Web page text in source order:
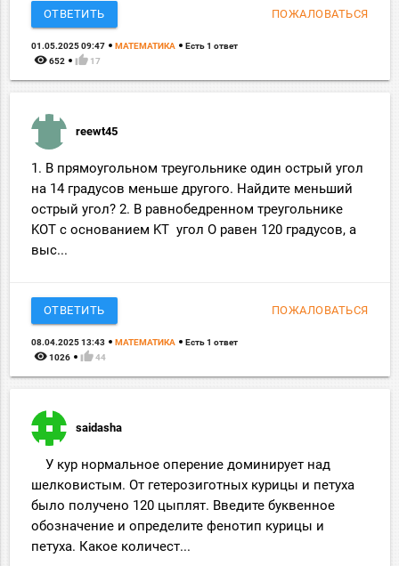
ОТВЕТИТЬ ПОЖАЛОВАТЬСЯ
01.05.2025 09:47 МАТЕМАТИКА Есть 1 ответ
remove_red_eye 652 thumb_up 17
reewt45
1. В прямоугольном треугольнике один острый угол
на 14 градусов меньше другого. Найдите меньший
острый угол? 2. В равнобедренном треугольнике
KOT с основанием KT угол О равен 120 градусов, а
выс...
ОТВЕТИТЬ ПОЖАЛОВАТЬСЯ
08.04.2025 13:43 МАТЕМАТИКА Есть 1 ответ
remove_red_eye 1026 thumb_up 44
saidasha
У кур нормальное оперение доминирует над
шелковистым. От гетерозиготных курицы и петуха
было получено 120 цыплят. Введите буквенное
обозначение и определите фенотип курицы и
петуха. Какое количест...